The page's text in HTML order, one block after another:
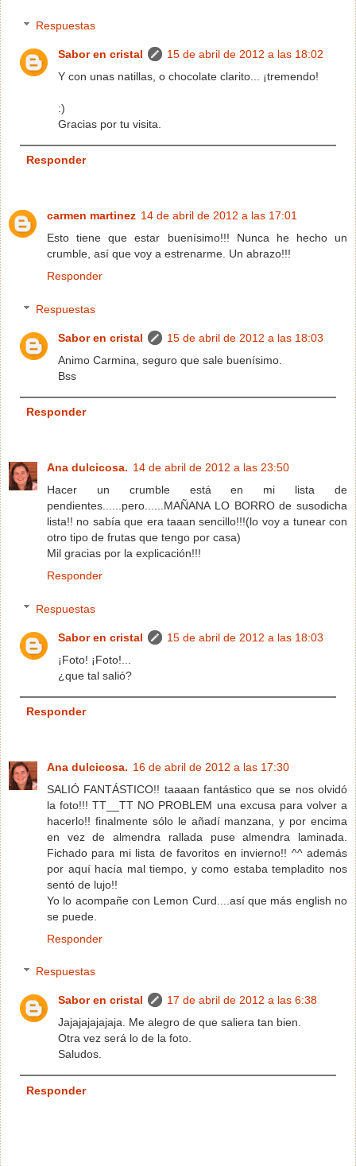
Respuestas
Sabor en cristal
15 de abril de 2012 a las 18:02
Y con unas natillas, o chocolate clarito... ¡tremendo!
:)
Gracias por tu visita.
Responder
carmen martinez 14 de abril de 2012 a las 17:01
Esto tiene que estar buenísimo!!! Nunca he hecho un
crumble, así que voy a estrenarme. Un abrazo!!!
Responder
Respuestas
Sabor en cristal
15 de abril de 2012 a las 18:03
Animo Carmina, seguro que sale buenísimo.
Bss
Responder
Ana dulcicosa. 14 de abril de 2012 a las 23:50
Hacer un crumble está en mi lista de
pendientes......pero......MAÑANA LO BORRO de susodicha
lista!! no sabía que era taaan sencillo!!!(lo voy a tunear con
otro tipo de frutas que tengo por casa)
Mil gracias por la explicación!!!
Responder
Respuestas
Sabor en cristal
15 de abril de 2012 a las 18:03
¡Foto! ¡Foto!...
¿que tal salió?
Responder
Ana dulcicosa. 16 de abril de 2012 a las 17:30
SALIÓ FANTÁSTICO!! taaaan fantástico que se nos olvidó
la foto!!! TT__TT NO PROBLEM una excusa para volver a
hacerlo!! finalmente sólo le añadí manzana, y por encima
en vez de almendra rallada puse almendra laminada.
Fichado para mi lista de favoritos en invierno!! ^^ además
por aquí hacía mal tiempo, y como estaba templadito nos
sentó de lujo!!
Yo lo acompañe con Lemon Curd....así que más english no
se puede.
Responder
Respuestas
Sabor en cristal
17 de abril de 2012 a las 6:38
Jajajajajajaja. Me alegro de que saliera tan bien.
Otra vez será lo de la foto.
Saludos.
Responder